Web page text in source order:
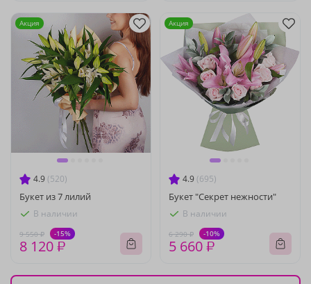
4.9 (520)
Букет из 7 лилий
В наличии
9 550 ₽ -15%
8 120 ₽
Акция
4.9 (695)
Букет "Секрет нежности"
В наличии
6 290 ₽ -10%
5 660 ₽
Акция